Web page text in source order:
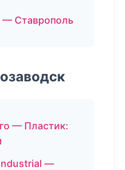
— Ставрополь
— Пластик:
—